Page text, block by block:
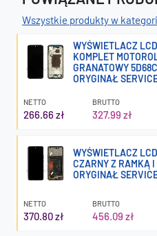
Wszystkie produkty w
WYŚWIETLACZ
KOMPLET
GRANATOWY
ORYGINAŁ
NETTO
266.66 zł
BRUTTO
327.99 zł
WYŚWIETLACZ
CZARNY Z RAMKĄ
ORYGINAŁ
NETTO
370.80 zł
BRUTTO
456.09 zł